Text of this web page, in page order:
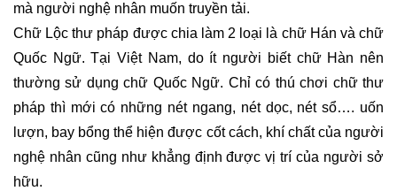
mà người nghệ nhân muốn truyền tải.
Chữ Lộc thư pháp được chia làm 2 loại là chữ Hán và chữ
Quốc Ngữ. Tại Việt Nam, do ít người biết chữ Hàn nên
thường sử dụng chữ Quốc Ngữ. Chỉ có thú chơi chữ thư
pháp thì mới có những nét ngang, nét dọc, nét sổ…. uốn
lượn, bay bổng thể hiện được cốt cách, khí chất của người
nghệ nhân cũng như khẳng định được vị trí của người sở
hữu.